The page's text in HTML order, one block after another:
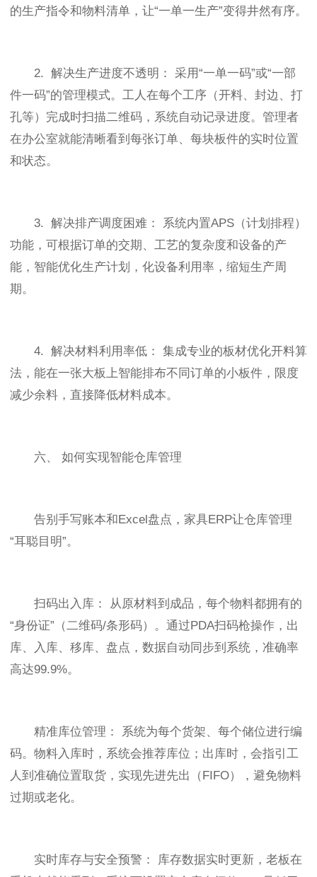
的生产指令和物料清单，让“一单一生产”变得井然有序。
2. 解决生产进度不透明： 采用“一单一码”或“一部
件一码”的管理模式。工人在每个工序（开料、封边、打
孔等）完成时扫描二维码，系统自动记录进度。管理者
在办公室就能清晰看到每张订单、每块板件的实时位置
和状态。
3. 解决排产调度困难： 系统内置APS（计划排程）
功能，可根据订单的交期、工艺的复杂度和设备的产
能，智能优化生产计划，化设备利用率，缩短生产周
期。
4. 解决材料利用率低： 集成专业的板材优化开料算
法，能在一张大板上智能排布不同订单的小板件，限度
减少余料，直接降低材料成本。
六、 如何实现智能仓库管理
告别手写账本和Excel盘点，家具ERP让仓库管理
“耳聪目明”。
扫码出入库： 从原材料到成品，每个物料都拥有的
“身份证”（二维码/条形码）。通过PDA扫码枪操作，出
库、入库、移库、盘点，数据自动同步到系统，准确率
高达99.9%。
精准库位管理： 系统为每个货架、每个储位进行编
码。物料入库时，系统会推荐库位；出库时，会指引工
人到准确位置取货，实现先进先出（FIFO），避免物料
过期或老化。
实时库存与安全预警： 库存数据实时更新，老板在